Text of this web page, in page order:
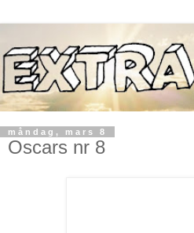
måndag, mars 8
Oscars nr 8